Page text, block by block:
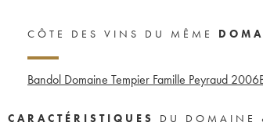
CÔTE DES VINS DU MÊME
Bandol Domaine Tempier Famille Peyraud 2006
CARACTÉRISTIQUES DU DOMAINE